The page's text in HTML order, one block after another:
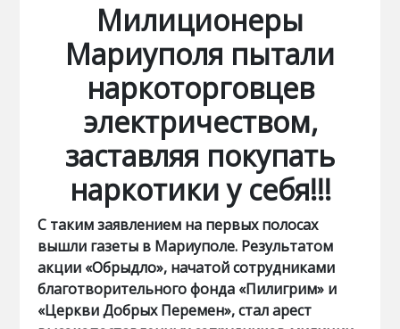
Милиционеры
Мариуполя пытали
наркоторговцев
электричеством,
заставляя покупать
наркотики у себя!!!
С таким заявлением на первых полосах
вышли газеты в Мариуполе. Результатом
акции «Обрыдло», начатой сотрудниками
благотворительного фонда «Пилигрим» и
«Церкви Добрых Перемен», стал арест